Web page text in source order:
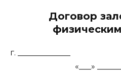
Договор
г. _____________
«___»